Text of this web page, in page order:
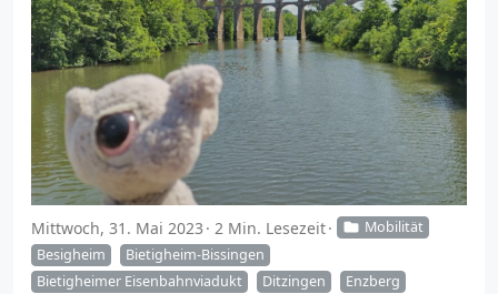
Mittwoch, 31. Mai 2023 2 Min. Lesezeit
Mobilität
Besigheim
Bietigheim-Bissingen
Bietigheimer Eisenbahnviadukt
Ditzingen
Enzberg